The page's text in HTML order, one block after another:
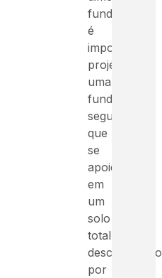
fundações;
é
impossível
projetar
uma
fundação
segura
que
se
apoie
em
um
solo
totalmente
desconhecido
por